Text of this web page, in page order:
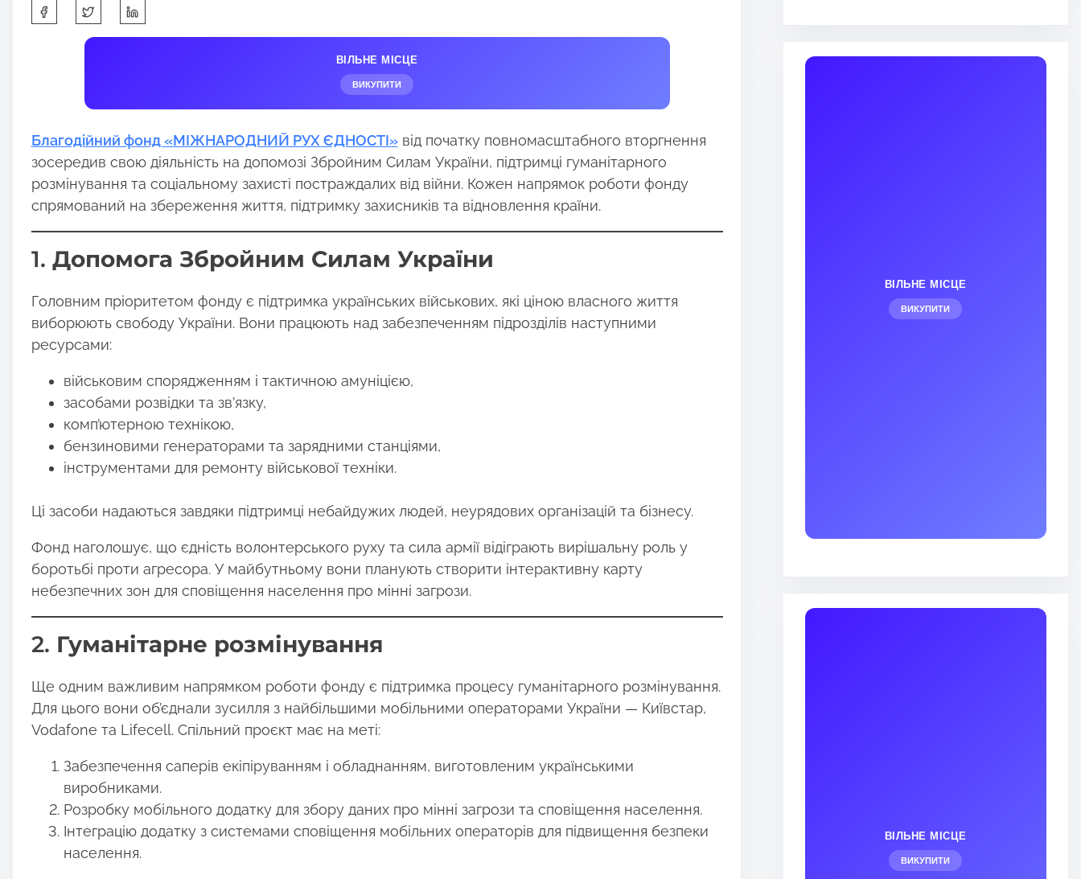
h
i
s
p
s
t
ВІЛЬНЕ МІСЦЕ
ВИКУПИТИ
Благодійний фонд «МІЖНАРОДНИЙ РУХ ЄДНОСТІ»від початку повномасштабного вторгнення
зосередив свою діяльність на допомозі Збройним Силам України, підтримці гуманітарного
розмінування та соціальному захисті постраждалих від війни. Кожен напрямок роботи фонду
спрямований на збереження життя, підтримку захисників та відновлення країни.
1. Допомога Збройним Силам України
Головним пріоритетом фонду є підтримка українських військових, які ціною власного життя
виборюють свободу України. Вони працюють над забезпеченням підрозділів наступними
ресурсами:
військовим спорядженням і тактичною амуніцією,
засобами розвідки та зв’язку,
комп’ютерною технікою,
бензиновими генераторами та зарядними станціями,
інструментами для ремонту військової техніки.
Ці засоби надаються завдяки підтримці небайдужих людей, неурядових організацій та бізнесу.
Фонд наголошує, що єдність волонтерського руху та сила армії відіграють вирішальну роль у
боротьбі проти агресора. У майбутньому вони планують створити інтерактивну карту
небезпечних зон для сповіщення населення про мінні загрози.
2. Гуманітарне розмінування
Ще одним важливим напрямком роботи фонду є підтримка процесу гуманітарного розмінування.
Для цього вони об’єднали зусилля з найбільшими мобільними операторами України — Київстар,
Vodafone та Lifecell. Спільний проєкт має на меті:
Забезпечення саперів екіпіруванням і обладнанням, виготовленим українськими
виробниками.
Розробку мобільного додатку для збору даних про мінні загрози та сповіщення населення.
Інтеграцію додатку з системами сповіщення мобільних операторів для підвищення безпеки
населення.
ВІЛЬНЕ МІСЦЕ
ВИКУПИТИ
ВІЛЬНЕ МІСЦЕ
ВИКУПИТИ